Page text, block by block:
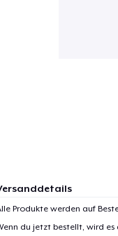
Produkte werden auf
du jetzt bestellt, wird es